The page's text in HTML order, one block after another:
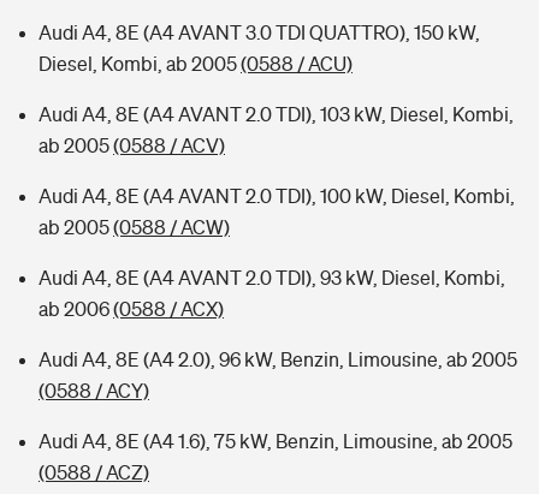
Audi A4, 8E (A4 AVANT 3.0 TDI QUATTRO), 150 kW,
Diesel, Kombi, ab 2005(0588 / ACU)
Audi A4, 8E (A4 AVANT 2.0 TDI), 103 kW, Diesel, Kombi,
ab 2005(0588 / ACV)
Audi A4, 8E (A4 AVANT 2.0 TDI), 100 kW, Diesel, Kombi,
ab 2005(0588 / ACW)
Audi A4, 8E (A4 AVANT 2.0 TDI), 93 kW, Diesel, Kombi,
ab 2006(0588 / ACX)
Audi A4, 8E (A4 2.0), 96 kW, Benzin, Limousine, ab 2005
(0588 / ACY)
Audi A4, 8E (A4 1.6), 75 kW, Benzin, Limousine, ab 2005
(0588 / ACZ)